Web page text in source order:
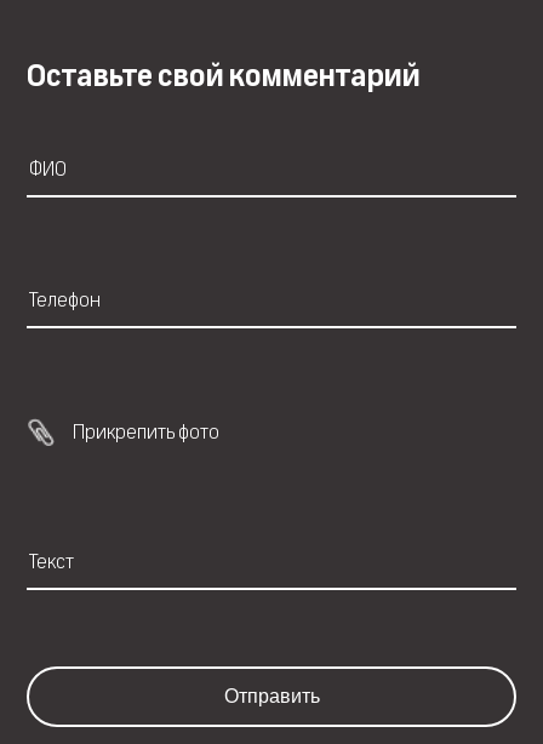
Оставьте свой комментарий
Прикрепить фото
Отправить